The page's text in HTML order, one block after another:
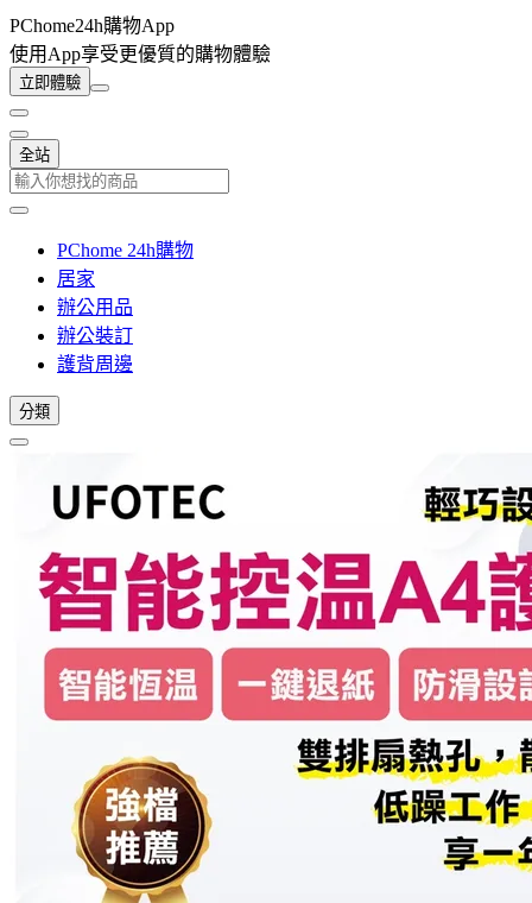
PChome24h購物App
使用App享受更優質的購物體驗
立即體驗
全站
PChome 24h購物
居家
辦公用品
辦公裝訂
護背周邊
分類